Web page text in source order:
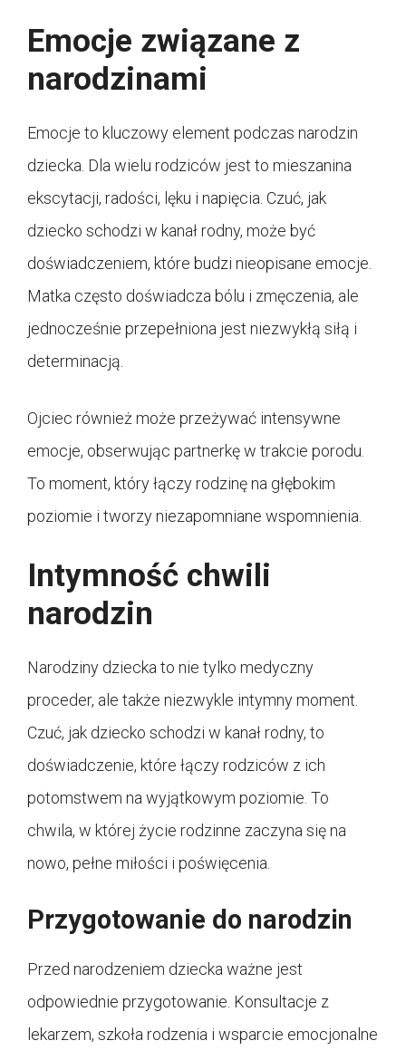
Emocje związane z
narodzinami
Emocje to kluczowy element podczas narodzin
dziecka. Dla wielu rodziców jest to mieszanina
ekscytacji, radości, lęku i napięcia. Czuć, jak
dziecko schodzi w kanał rodny, może być
doświadczeniem, które budzi nieopisane emocje.
Matka często doświadcza bólu i zmęczenia, ale
jednocześnie przepełniona jest niezwykłą siłą i
determinacją.
Ojciec również może przeżywać intensywne
emocje, obserwując partnerkę w trakcie porodu.
To moment, który łączy rodzinę na głębokim
poziomie i tworzy niezapomniane wspomnienia.
Intymność chwili
narodzin
Narodziny dziecka to nie tylko medyczny
proceder, ale także niezwykle intymny moment.
Czuć, jak dziecko schodzi w kanał rodny, to
doświadczenie, które łączy rodziców z ich
potomstwem na wyjątkowym poziomie. To
chwila, w której życie rodzinne zaczyna się na
nowo, pełne miłości i poświęcenia.
Przygotowanie do narodzin
Przed narodzeniem dziecka ważne jest
odpowiednie przygotowanie. Konsultacje z
lekarzem, szkoła rodzenia i wsparcie emocjonalne